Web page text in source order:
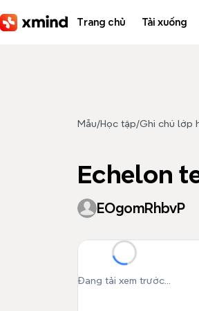
Trang chủ Tải xuống
Mẫu/Học tập/Ghi chú lớp
Echelon
EOgomRhbvP
Đang tải xem trước...